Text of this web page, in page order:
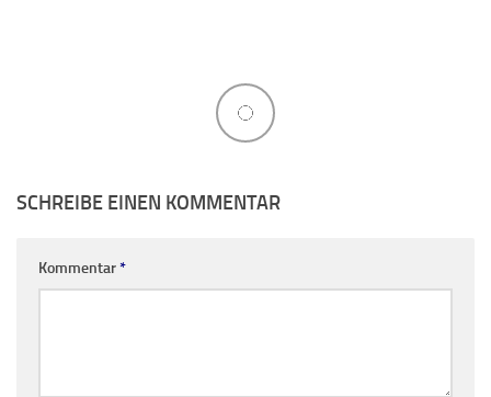
SCHREIBE EINEN KOMMENTAR
Kommentar*